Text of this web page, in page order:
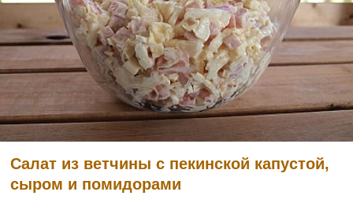
Салат из ветчины с пекинской капустой,
сыром и помидорами